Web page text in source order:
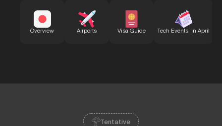
Overview Airports Visa Guide Tech Events in April
Tentative